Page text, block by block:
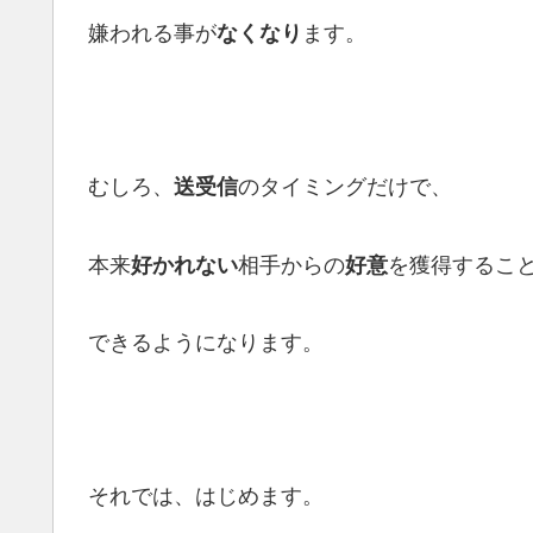
嫌われる事がなくなり ます。
むしろ、 送受信のタイミングだけで、
本来好かれない相手からの好意を獲得するこ
できるようになります。
それでは、はじめます。